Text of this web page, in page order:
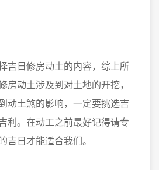
日修房动土的内容，综上所
房动土涉及到对土地的开挖，
动土煞的影响，一定要挑选吉
利。在动工之前最好记得请专
吉日才能适合我们。